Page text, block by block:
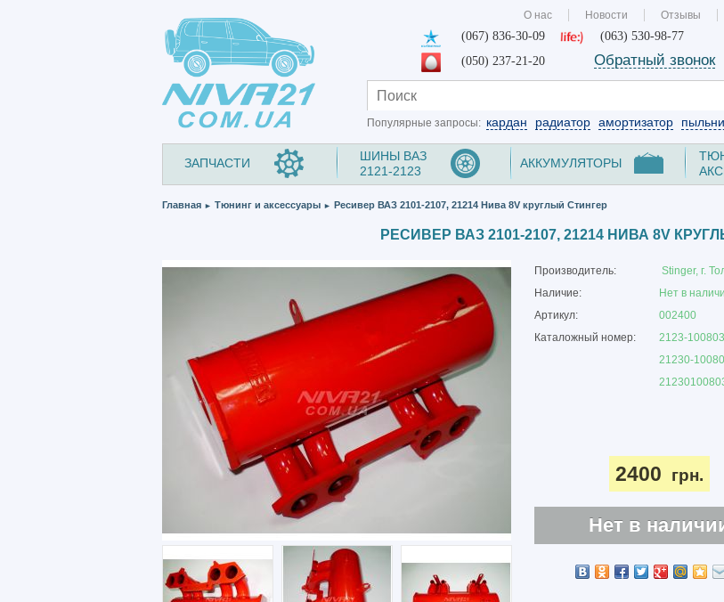
О нас Новости Отзывы
(067) 836-30-09
(063) 530-98-77
(050) 237-21-20
Обратный звонок
Популярные запросы: кардан радиатор амортизатор
ЗАПЧАСТИ
ШИНЫ ВАЗ
2121-2123
АККУМУЛЯТОРЫ
Главная ► Тюнинг и аксессуары ► Ресивер ВАЗ 2101-2107, 21214 Нива 8V круглый Стингер
РЕСИВЕР ВАЗ 2101-2107, 21214 НИВА 8V
Производитель:
Stinger, г.
Наличие:
Нет в
Артикул:
002400
Каталожный номер:
2123-
21230-
2400 грн.
Нет в